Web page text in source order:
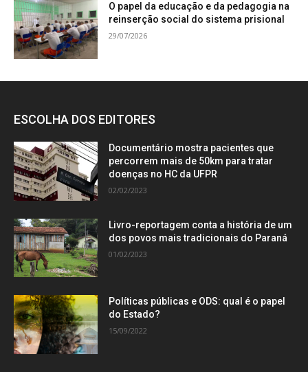
O papel da educação e da pedagogia na
reinserção social do sistema prisional
29/07/2026
ESCOLHA DOS EDITORES
Documentário mostra pacientes que
percorrem mais de 50km para tratar
doenças no HC da UFPR
02/02/2023
Livro-reportagem conta a história de um
dos povos mais tradicionais do Paraná
01/02/2023
Políticas públicas e ODS: qual é o papel
do Estado?
15/09/2022